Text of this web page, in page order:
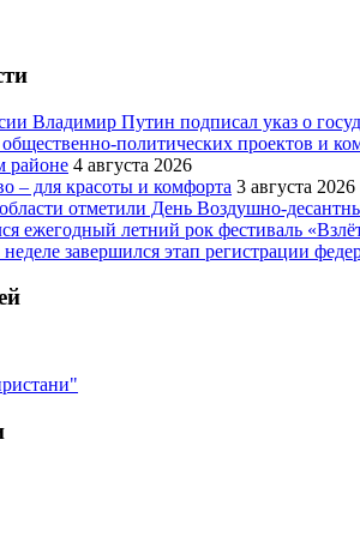
Владимир Путин подписал указ о
политических проектов и
4 августа 2026
– для красоты и комфорта 3 августа 2026
отметили День Воздушно-
ежегодный летний рок фестиваль
завершился этап регистрации